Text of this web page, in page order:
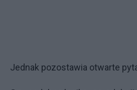
Jednak pozostawia otwarte